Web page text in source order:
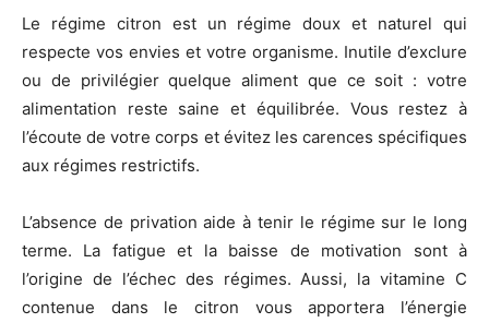
Le régime citron est un régime doux et naturel qui
respecte vos envies et votre organisme. Inutile d’exclure
ou de privilégier quelque aliment que ce soit : votre
alimentation reste saine et équilibrée. Vous restez à
l’écoute de votre corps et évitez les carences spécifiques
aux régimes restrictifs.
L’absence de privation aide à tenir le régime sur le long
terme. La fatigue et la baisse de motivation sont à
l’origine de l’échec des régimes. Aussi, la vitamine C
contenue dans le citron vous apportera l’énergie